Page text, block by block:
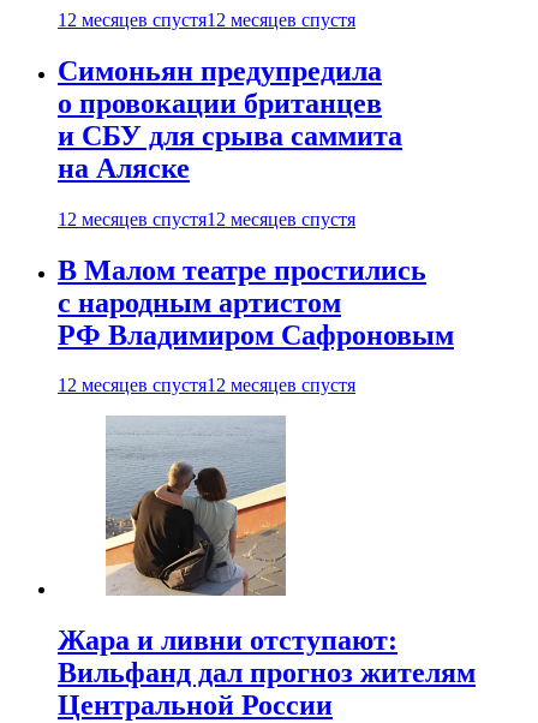
12 месяцев спустя12 месяцев спустя
Симоньян предупредила
о провокации британцев
и СБУ для срыва саммита
на Аляске
12 месяцев спустя12 месяцев спустя
В Малом театре простились
с народным артистом
РФ Владимиром Сафроновым
12 месяцев спустя12 месяцев спустя
Жара и ливни отступают:
Вильфанд дал прогноз жителям
Центральной России